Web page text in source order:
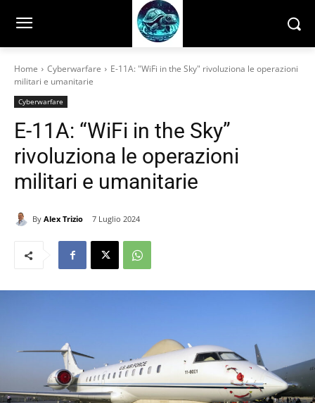
Home Cyberwarfare
E-11A: "WiFi in the Sky" rivoluziona le operazioni
militari e umanitarie
Cyberwarfare
E-11A: “WiFi in the Sky”
rivoluziona le operazioni
militari e umanitarie
By Alex Trizio 7 Luglio 2024